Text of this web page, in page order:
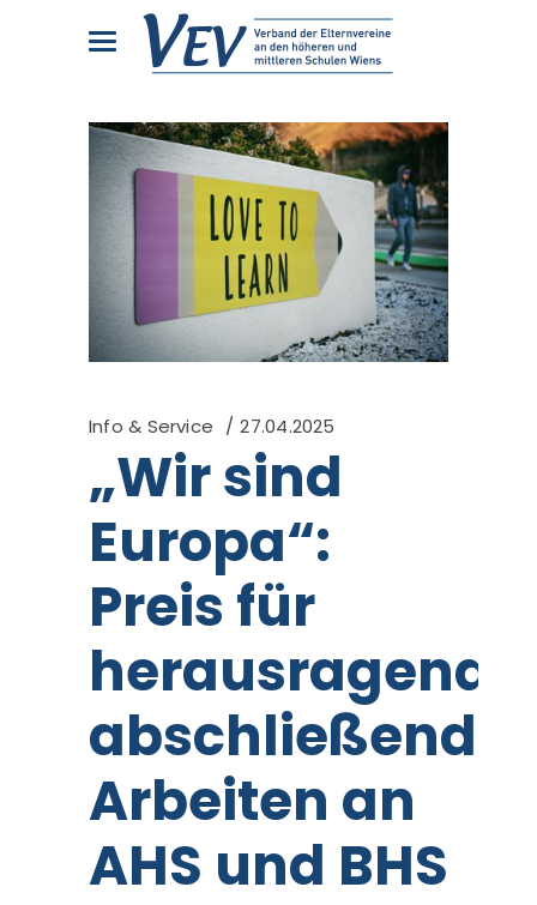
Info & Service 27.04.2025
„Wir sind
Europa“:
Preis für
herausragende
abschließende
Arbeiten an
AHS und BHS